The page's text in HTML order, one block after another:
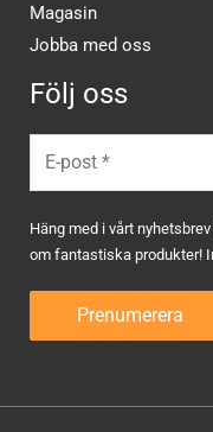
Magasin
Jobba med oss
Följ oss
Häng med i vårt
om fantastiska produkter!